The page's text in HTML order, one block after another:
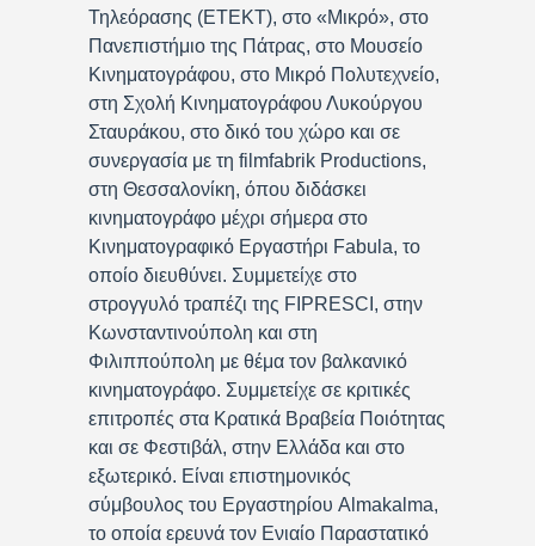
Τηλεόρασης (ΕΤΕΚΤ), στο «Μικρό», στο
Πανεπιστήμιο της Πάτρας, στο Μουσείο
Κινηματογράφου, στο Μικρό Πολυτεχνείο,
στη Σχολή Κινηματογράφου Λυκούργου
Σταυράκου, στο δικό του χώρο και σε
συνεργασία με τη filmfabrik Productions,
στη Θεσσαλονίκη, όπου διδάσκει
κινηματογράφο μέχρι σήμερα στο
Κινηματογραφικό Εργαστήρι Fabula, το
οποίο διευθύνει. Συμμετείχε στο
στρογγυλό τραπέζι της FIPRESCI, στην
Κωνσταντινούπολη και στη
Φιλιππούπολη με θέμα τον βαλκανικό
κινηματογράφο. Συμμετείχε σε κριτικές
επιτροπές στα Κρατικά Βραβεία Ποιότητας
και σε Φεστιβάλ, στην Ελλάδα και στο
εξωτερικό. Είναι επιστημονικός
σύμβουλος του Εργαστηρίου Almakalma,
το οποία ερευνά τον Ενιαίο Παραστατικό